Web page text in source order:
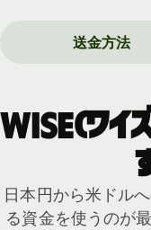
送金方法
Wise（ワイ
日本円から米ドル
る資金を使うのが